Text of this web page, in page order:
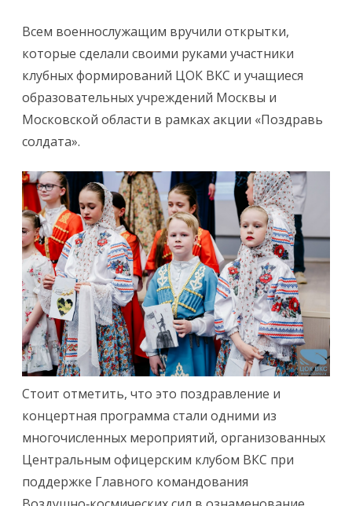
Всем военнослужащим вручили открытки,
которые сделали своими руками участники
клубных формирований ЦОК ВКС и учащиеся
образовательных учреждений Москвы и
Московской области в рамках акции «Поздравь
солдата».
Стоит отметить, что это поздравление и
концертная программа стали одними из
многочисленных мероприятий, организованных
Центральным офицерским клубом ВКС при
поддержке Главного командования